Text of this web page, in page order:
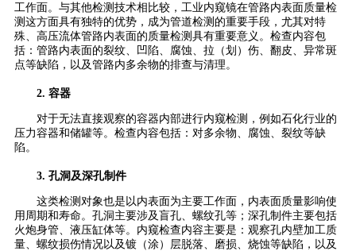
工作面。与其他检测技术相比较，工业内窥镜在管路内表面质量检
测这方面具有独特的优势，成为管道检测的重要手段，尤其对特
殊、高压流体管路内表面的质量检测具有重要意义。检查内容包
括：管路内表面的裂纹、凹陷、腐蚀、拉（划）伤、翻皮、异常斑
点等缺陷，以及管路内多余物的排查与清理。
2. 容器
对于无法直接观察的容器内部进行内窥检测，例如石化行业的
压力容器和储罐等。检查内容包括：对多余物、腐蚀、裂纹等缺
陷。
3. 孔洞及深孔制件
这类检测对象也是以内表面为主要工作面，内表面质量影响使
用周期和寿命。孔洞主要涉及盲孔、螺纹孔等；深孔制件主要包括
火炮身管、液压缸体等。内窥检查内容主要是：观察孔内壁加工质
量、螺纹损伤情况以及镀（涂）层脱落、磨损、烧蚀等缺陷，以及